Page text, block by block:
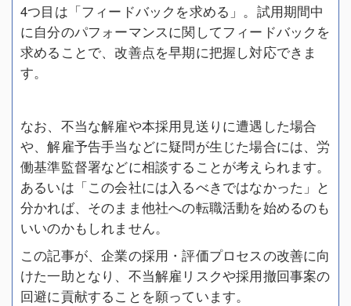
4つ目は「フィードバックを求める」。試用期間中
に自分のパフォーマンスに関してフィードバックを
求めることで、改善点を早期に把握し対応できま
す。
なお、不当な解雇や本採用見送りに遭遇した場合
や、解雇予告手当などに疑問が生じた場合には、労
働基準監督署などに相談することが考えられます。
あるいは「この会社には入るべきではなかった」と
分かれば、そのまま他社への転職活動を始めるのも
いいのかもしれません。
この記事が、企業の採用・評価プロセスの改善に向
けた一助となり、不当解雇リスクや採用撤回事案の
回避に貢献することを願っています。